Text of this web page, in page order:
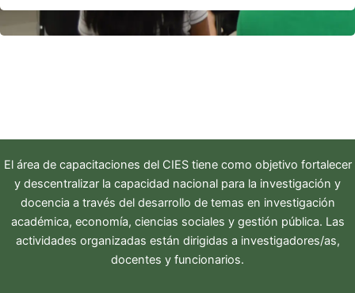
El área de capacitaciones del CIEStiene como objetivo fortalecer
y descentralizar la capacidad nacional para la investigación y
docencia a través del desarrollo de temas en investigación
académica, economía, ciencias sociales y gestión pública. Las
actividades organizadas están dirigidas a investigadores/as,
docentes y funcionarios.